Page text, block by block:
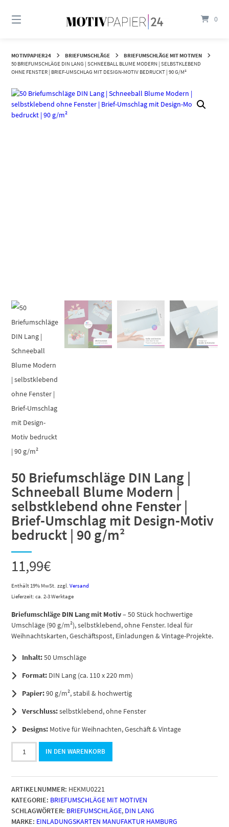
zum
0
MOTIVPAPIER24 BRIEFUMSCHLÄGE
BRIEFUMSCHLÄGE MIT MOTIVEN
50 BRIEFUMSCHLÄGE DIN LANG | SCHNEEBALL BLUME MODERN | SELBSTKLEBEND
OHNE FENSTER | BRIEF-UMSCHLAG MIT DESIGN-MOTIV BEDRUCKT | 90 G/M²
50 Briefumschläge DIN Lang |
Schneeball Blume Modern |
selbstklebend ohne Fenster |
Brief-Umschlag mit Design-Motiv
bedruckt | 90 g/m²
11,99€
Enthält 19% MwSt. zzgl.Versand
Lieferzeit: ca. 2-3 Werktage
Briefumschläge DIN Lang mit Motiv– 50 Stück hochwertige
Umschläge (90 g/m²), selbstklebend, ohne Fenster. Ideal für
Weihnachtskarten, Geschäftspost, Einladungen & Vintage-Projekte.
Inhalt:50 Umschläge
Format: DIN Lang (ca. 110 x 220 mm)
Papier:90 g/m², stabil & hochwertig
Verschluss:selbstklebend, ohne Fenster
Designs: Motive für Weihnachten, Geschäft & Vintage
50
Briefumschläge
Lang
|
Schneeball
Blume
Modern
IN DEN WARENKORB
ARTIKELNUMMER: HEKMU0221
KATEGORIE: BRIEFUMSCHLÄGE MIT MOTIVEN
SCHLAGWÖRTER: BRIEFUMSCHLÄGE, DIN LANG
MARKE: EINLADUNGSKARTEN MANUFAKTUR HAMBURG